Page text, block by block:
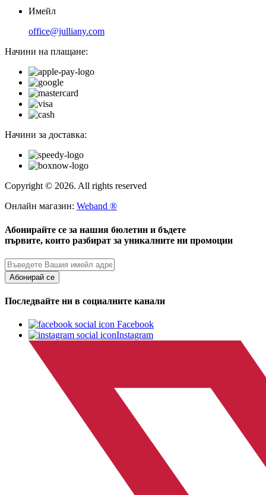
Имейл
office@julliany.com
Начини на плащане:
Начини за доставка:
Copyright © 2026. All rights reserved
Онлайн магазин: Weband ®
Абонирайте се за нашия бюлетин и бъдете
първите, които разбират за уникалните ни промоции
Абонирай се
Последвайте ни в социалните канали
Facebook
Instagram